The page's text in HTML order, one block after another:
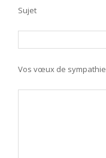
Sujet
Vos vœux de sympathie